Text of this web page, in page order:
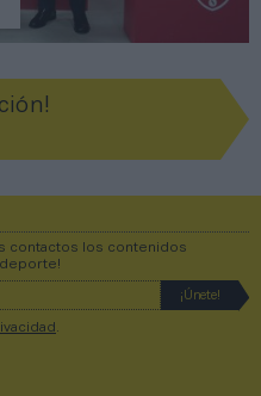
contactos los contenidos
.